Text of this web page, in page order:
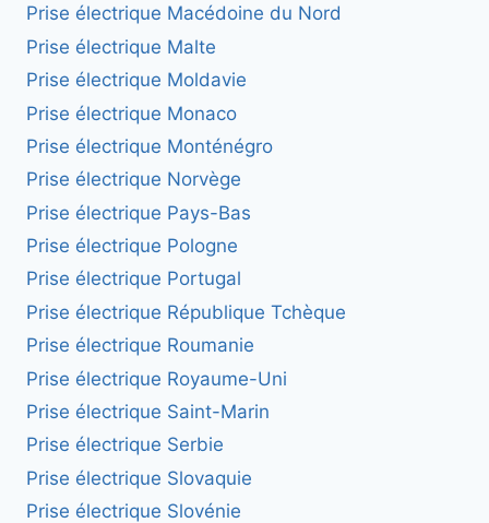
Prise électrique Macédoine du Nord
Prise électrique Malte
Prise électrique Moldavie
Prise électrique Monaco
Prise électrique Monténégro
Prise électrique Norvège
Prise électrique Pays-Bas
Prise électrique Pologne
Prise électrique Portugal
Prise électrique République Tchèque
Prise électrique Roumanie
Prise électrique Royaume-Uni
Prise électrique Saint-Marin
Prise électrique Serbie
Prise électrique Slovaquie
Prise électrique Slovénie